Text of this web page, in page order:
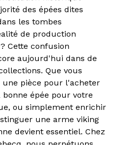
des épées dites
les tombes
de production
Cette confusion
aujourd'hui dans de
Que vous
pièce pour l'acheter
épée pour votre
ou simplement enrichir
une arme viking
devient essentiel. Chez